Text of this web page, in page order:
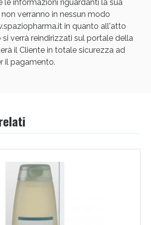
le informazioni riguardanti la sua
verranno in nessun modo
in quanto all'atto
verrà reindirizzati sul portale della
il Cliente in totale sicurezza ad
il pagamento.